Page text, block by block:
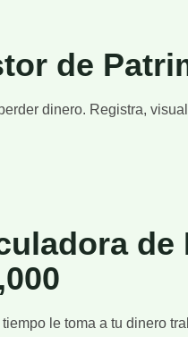
de
dinero. Registra,
de
le toma a tu dinero